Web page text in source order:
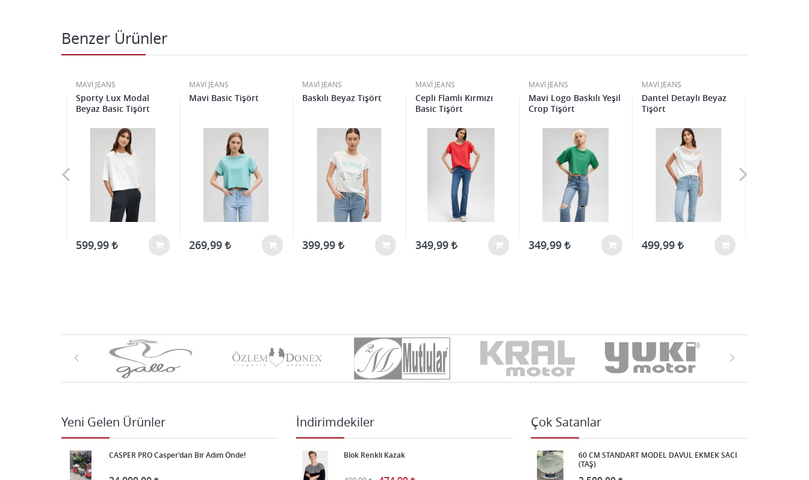
Benzer Ürünler
MAVİ JEANS
Sporty Lux Modal
Beyaz Basic Tişört
599,99
MAVİ JEANS
Mavi Basic Tişört
269,99
MAVİ JEANS
Baskılı Beyaz Tişört
399,99
MAVİ JEANS
Cepli Flamlı Kırmızı
Basic Tişört
349,99
MAVİ JEANS
Mavi Logo Baskılı Yeşil
Crop Tişört
349,99
MAVİ JEANS
Dantel Detaylı Beyaz
Tişört
499,99
Yeni Gelen Ürünler
CASPER PRO Casper'dan Bir Adım Önde!
İndirimdekiler
Blok Renkli Kazak
Çok Satanlar
60 CM STANDART MODEL DAVUL EKMEK SACI
(TAŞ)